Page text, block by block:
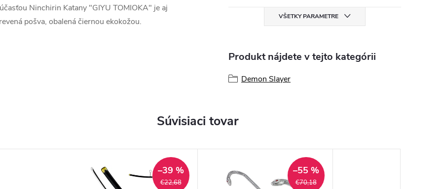
Ninchirin Katany "GIYU TOMIOKA" je aj
pošva, obalená čiernou ekokožou.
VŠETKY PARAMETRE
Produkt nájdete v tejto kategórii
Demon Slayer
Súvisiaci tovar
€22,68
–39 %
€70,18
–55 %